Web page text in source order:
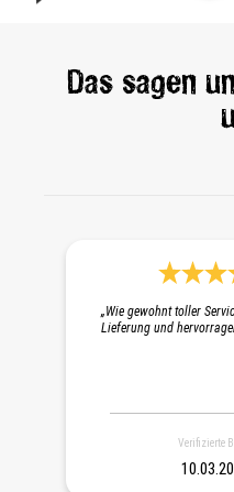
Das sagen
„Wie gewohnt toller
Lieferung und
Verifizierte